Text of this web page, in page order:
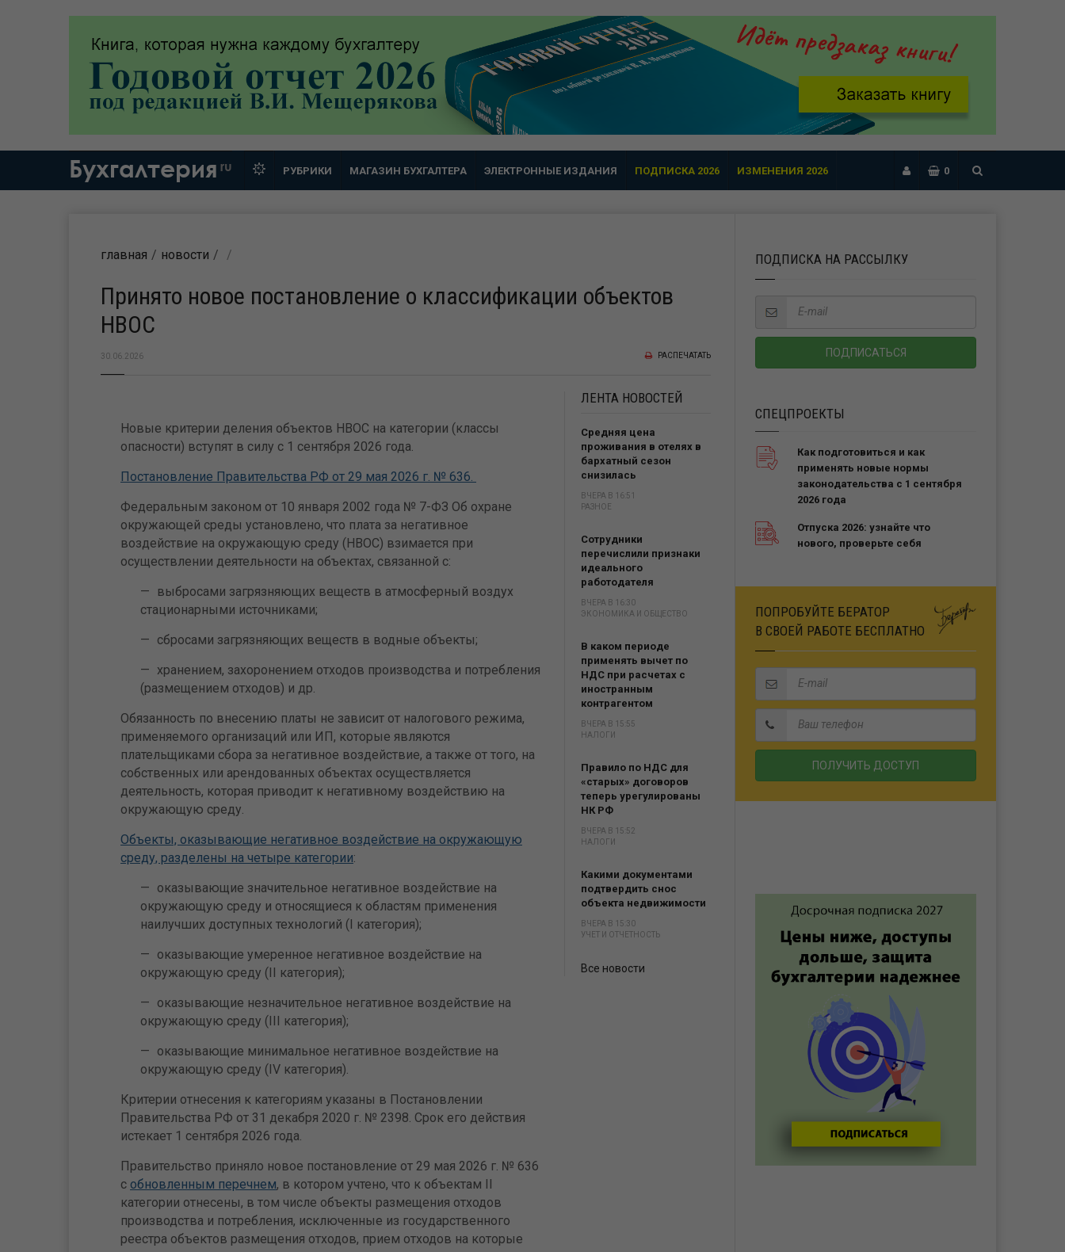
Бухгалтерия ru РУБРИКИ МАГАЗИН БУХГАЛТЕРА ЭЛЕКТРОННЫЕ ИЗДАНИЯ ПОДПИСКА 2026 ИЗМЕНЕНИЯ 2026 0
главная новости
Принято новое постановление о классификации объектов
НВОС
30.06.2026 РАСПЕЧАТАТЬ
Новые критерии деления объектов НВОС на категории (классы
опасности) вступят в силу с 1 сентября 2026 года.
Постановление Правительства РФ от 29 мая 2026 г. № 636.
Федеральным законом от 10 января 2002 года № 7-ФЗ Об охране
окружающей среды установлено, что плата за негативное
воздействие на окружающую среду (НВОС) взимается при
осуществлении деятельности на объектах, связанной с:
выбросами загрязняющих веществ в атмосферный воздух
стационарными источниками;
сбросами загрязняющих веществ в водные объекты;
хранением, захоронением отходов производства и потребления
(размещением отходов) и др.
Обязанность по внесению платы не зависит от налогового режима,
применяемого организаций или ИП, которые являются
плательщиками сбора за негативное воздействие, а также от того, на
собственных или арендованных объектах осуществляется
деятельность, которая приводит к негативному воздействию на
окружающую среду.
Объекты, оказывающие негативное воздействие на окружающую
среду, разделены на четыре категории:
оказывающие значительное негативное воздействие на
окружающую среду и относящиеся к областям применения
наилучших доступных технологий (I категория);
оказывающие умеренное негативное воздействие на
окружающую среду (II категория);
оказывающие незначительное негативное воздействие на
окружающую среду (III категория);
оказывающие минимальное негативное воздействие на
окружающую среду (IV категория).
Критерии отнесения к категориям указаны в Постановлении
Правительства РФ от 31 декабря 2020 г. № 2398. Срок его действия
истекает 1 сентября 2026 года.
Правительство приняло новое постановление от 29 мая 2026 г. № 636
с обновленным перечнем, в котором учтено, что к объектам II
категории отнесены, в том числе объекты размещения отходов
производства и потребления, исключенные из государственного
реестра объектов размещения отходов, прием отходов на которые
ЛЕНТА НОВОСТЕЙ
Средняя цена
проживания в отелях в
бархатный сезон
снизилась
ВЧЕРА В 16:51
РАЗНОЕ
Сотрудники
перечислили признаки
идеального
работодателя
ВЧЕРА В 16:30
ЭКОНОМИКА И ОБЩЕСТВО
В каком периоде
применять вычет по
НДС при расчетах с
иностранным
контрагентом
ВЧЕРА В 15:55
НАЛОГИ
Правило по НДС для
«старых» договоров
теперь урегулированы
НК РФ
ВЧЕРА В 15:52
НАЛОГИ
Какими документами
подтвердить снос
объекта недвижимости
ВЧЕРА В 15:30
УЧЕТ И ОТЧЕТНОСТЬ
Все новости
ПОДПИСКА НА РАССЫЛКУ
СПЕЦПРОЕКТЫ
Как подготовиться и как
применять новые нормы
законодательства с 1 сентября
2026 года
Отпуска 2026: узнайте что
нового, проверьте себя
ПОПРОБУЙТЕ БЕРАТОР
В СВОЕЙ РАБОТЕ БЕСПЛАТНО